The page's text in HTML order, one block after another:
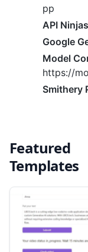
pp
API Ninjas
Google
Model
https://
Smithery
Featured
Templates